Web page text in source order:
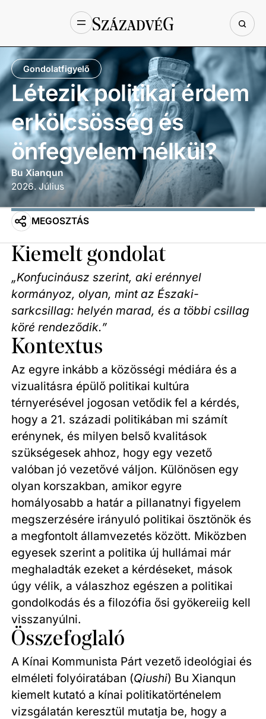
Gondolatfigyelő
Létezik politikai érdem
erkölcsösség és
önfegyelem nélkül?
Bu Xianqun
2026.Július
MEGOSZTÁS
Kiemelt gondolat
„Konfucináusz szerint, aki erénnyel
kormányoz, olyan, mint az Északi-
sarkcsillag: helyén marad, és a többi csillag
köré rendeződik.”
Kontextus
Az egyre inkább a közösségi médiára és a
vizualitásra épülő politikai kultúra
térnyerésével jogosan vetődik fel a kérdés,
hogy a 21. századi politikában mi számít
erénynek, és milyen belső kvalitások
szükségesek ahhoz, hogy egy vezető
valóban jó vezetővé váljon. Különösen egy
olyan korszakban, amikor egyre
homályosabb a határ a pillanatnyi figyelem
megszerzésére irányuló politikai ösztönök és
a megfontolt államvezetés között. Miközben
egyesek szerint a politika új hullámai már
meghaladták ezeket a kérdéseket, mások
úgy vélik, a válaszhoz egészen a politikai
gondolkodás és a filozófia ősi gyökereiig kell
visszanyúlni.
Összefoglaló
A Kínai Kommunista Párt vezető ideológiai és
elméleti folyóiratában (Qiushi) Bu Xianqun
kiemelt kutató a kínai politikatörténelem
vizsgálatán keresztül mutatja be, hogy a